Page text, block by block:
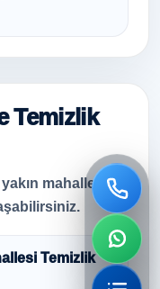
Temizlik
mahalle
Temizlik